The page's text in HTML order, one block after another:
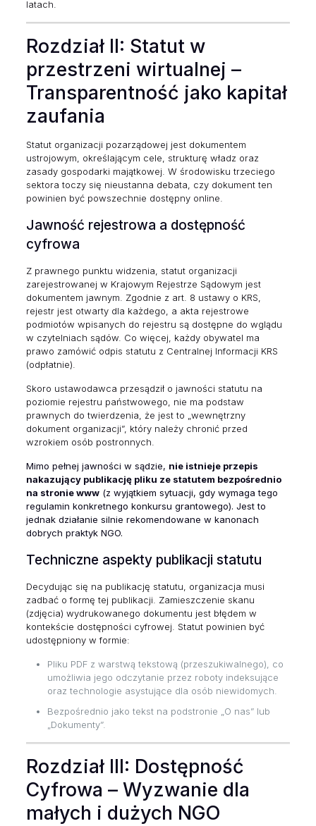
latach.
Rozdział II: Statut w
przestrzeni wirtualnej –
Transparentność jako kapitał
zaufania
Statut organizacji pozarządowej jest dokumentem
ustrojowym, określającym cele, strukturę władz oraz
zasady gospodarki majątkowej. W środowisku trzeciego
sektora toczy się nieustanna debata, czy dokument ten
powinien być powszechnie dostępny online.
Jawność rejestrowa a dostępność
cyfrowa
Z prawnego punktu widzenia, statut organizacji
zarejestrowanej w Krajowym Rejestrze Sądowym jest
dokumentem jawnym. Zgodnie z art. 8 ustawy o KRS,
rejestr jest otwarty dla każdego, a akta rejestrowe
podmiotów wpisanych do rejestru są dostępne do wglądu
w czytelniach sądów. Co więcej, każdy obywatel ma
prawo zamówić odpis statutu z Centralnej Informacji KRS
(odpłatnie).
Skoro ustawodawca przesądził o jawności statutu na
poziomie rejestru państwowego, nie ma podstaw
prawnych do twierdzenia, że jest to „wewnętrzny
dokument organizacji”, który należy chronić przed
wzrokiem osób postronnych.
Mimo pełnej jawności w sądzie, nie istnieje przepis
nakazujący publikację pliku ze statutem bezpośrednio
na stronie www(z wyjątkiem sytuacji, gdy wymaga tego
regulamin konkretnego konkursu grantowego). Jest to
jednak działanie silnie rekomendowane w kanonach
dobrych praktyk NGO.
Techniczne aspekty publikacji statutu
Decydując się na publikację statutu, organizacja musi
zadbać o formę tej publikacji. Zamieszczenie skanu
(zdjęcia) wydrukowanego dokumentu jest błędem w
kontekście dostępności cyfrowej. Statut powinien być
udostępniony w formie:
Pliku PDF z warstwą tekstową (przeszukiwalnego), co
umożliwia jego odczytanie przez roboty indeksujące
oraz technologie asystujące dla osób niewidomych.
Bezpośrednio jako tekst na podstronie „O nas” lub
„Dokumenty”.
Rozdział III: Dostępność
Cyfrowa – Wyzwanie dla
małych i dużych NGO